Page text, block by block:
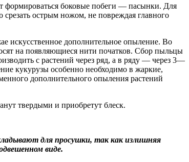
формироваться боковые побеги — пасынки. Для
срезать острым ножом, не повреждая главного
искусственное дополнительное опыление. Во
на появляющиеся нити початков. Сбор пыльцы
с растений через ряд, а в ряду — через 3—
кукурузы особенно необходимо в жаркие,
дополнительного опыления растений
твердыми и приобретут блеск.
для просушки, так как излишняя
виде.